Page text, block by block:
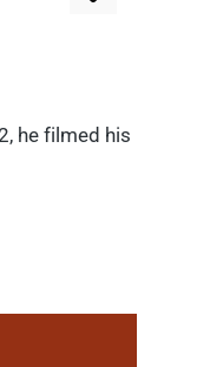
he filmed his